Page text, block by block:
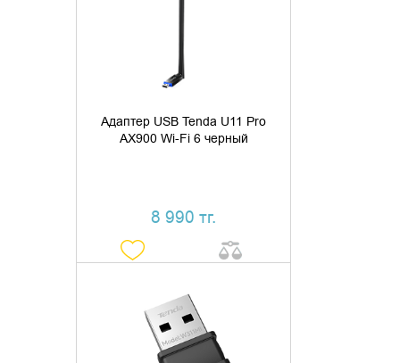
Адаптер USB Tenda U11 Pro
AX900 Wi-Fi 6 черный
8 990 тг.
ДОБАВИТЬ В КОРЗИНУ
КУПИТЬ В 1 КЛИК